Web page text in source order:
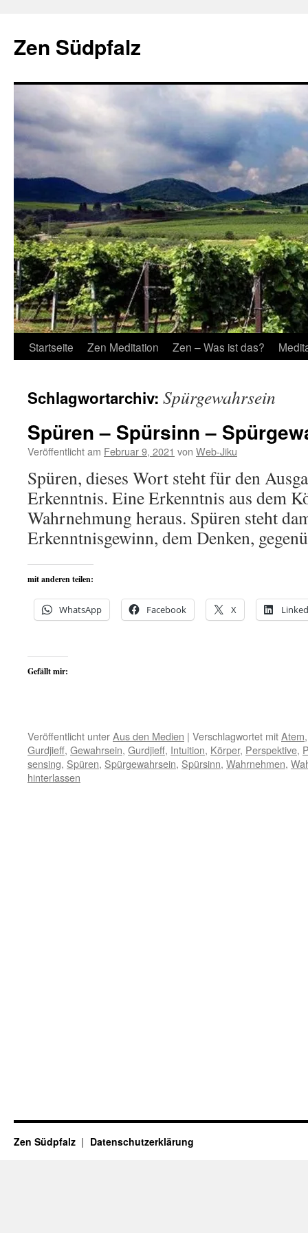
springen
Zen Südpfalz
Startseite Zen Meditation Zen – Was ist das?
Schlagwortarchiv: Spürgewahrsein
Spüren – Spürsinn –
Veröffentlicht am Februar 9, 2021 von Web-Jiku
Spüren, dieses Wort steht für den
Erkenntnis. Eine Erkenntnis aus dem
Wahrnehmung heraus. Spüren steht
Erkenntnisgewinn, dem Denken,
mit anderen teilen:
WhatsApp Facebook X
Gefällt mir:
Veröffentlicht unterAus den Medien | Verschlagwortet mitAtem
Gurdjieff, Gewahrsein, Gurdjieff, Intuition, Körper, Perspektive,
sensing, Spüren, Spürgewahrsein, Spürsinn, Wahrnehmen,
hinterlassen
Zen Südpfalz Datenschutzerklärung